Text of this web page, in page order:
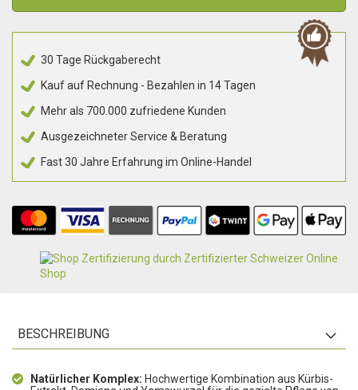
30 Tage Rückgaberecht
Kauf auf Rechnung - Bezahlen in 14 Tagen
Mehr als 700.000 zufriedene Kunden
Ausgezeichneter Service & Beratung
Fast 30 Jahre Erfahrung im Online-Handel
BESCHREIBUNG
Natürlicher Komplex: Hochwertige Kombination aus Kürbis-